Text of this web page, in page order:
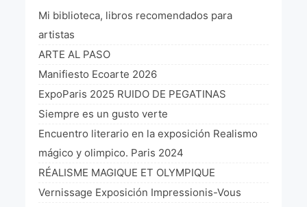
Mi biblioteca, libros recomendados para
artistas
ARTE AL PASO
Manifiesto Ecoarte 2026
ExpoParis 2025 RUIDO DE PEGATINAS
Siempre es un gusto verte
Encuentro literario en la exposición Realismo
mágico y olimpico. Paris 2024
RÉALISME MAGIQUE ET OLYMPIQUE
Vernissage Exposición Impressionis-Vous